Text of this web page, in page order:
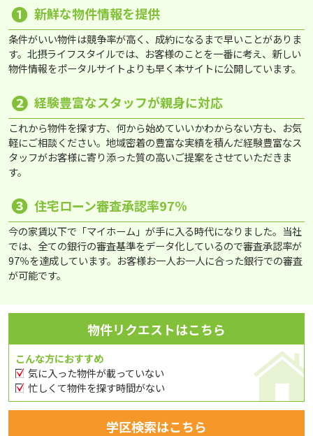
❶ 新鮮な物件情報を提供
条件がいい物件は競争率が高く、成約になるまで早いことがありま
す。北摂ライフスタイルでは、お客様のことを一番に考え、新しい
物件情報をポータルサイトよりも早く本サイトに公開しています。
❷ 経験豊富なスタッフが親身に対応
これから物件を探す方、何から始めていいかわからない方も、お気
軽にご相談ください。地域密着の豊富な実績を積んだ経験豊富なス
タッフがお客様に寄り添った質の高いご提案をさせていただきま
す。
❸ 住宅ローン審査承認率97％
今の家賃以下で「マイホーム」が手に入る時代になりました。当社
では、全ての銀行の審査基準をデータ化しているので審査承認率が
97％を達成しています。お客様お一人お一人に合った銀行での審査
が可能です。
物件リクエストはこちら
こんな方におすすめ
気に入った物件が載っていない
忙しくて物件を探す時間がない
学区検索はこちら